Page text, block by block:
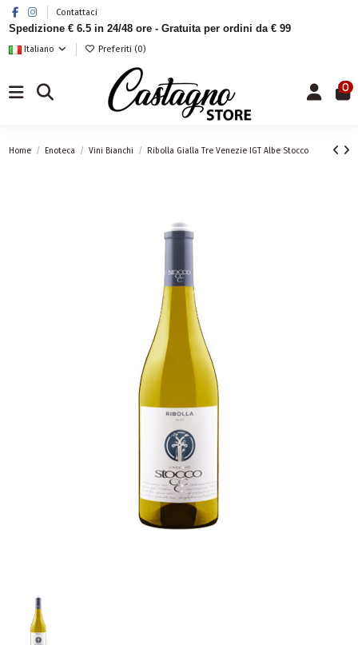
Contattaci
Spedizione € 6.5 in 24/48 ore - Gratuita per ordini da € 99
Italiano Preferiti (0)
0
Home Enoteca Vini Bianchi Ribolla Gialla Tre Venezie IGT Albe Stocco